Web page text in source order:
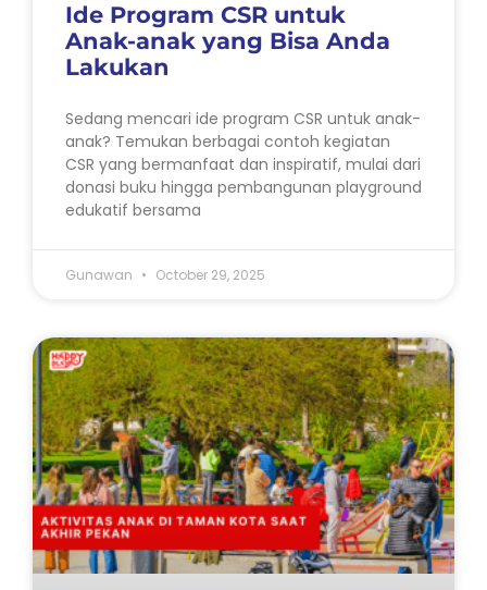
Ide Program CSR untuk
Anak-anak yang Bisa Anda
Lakukan
Sedang mencari ide program CSR untuk anak-
anak? Temukan berbagai contoh kegiatan
CSR yang bermanfaat dan inspiratif, mulai dari
donasi buku hingga pembangunan playground
edukatif bersama
Gunawan October 29, 2025